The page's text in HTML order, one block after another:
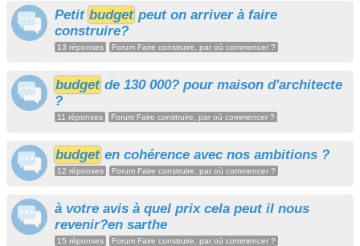
Petit budget peut on arriver à faire
construire?
13 réponses Forum Faire construire, par où commencer ?
budget de 130 000? pour maison d'architecte
?
11 réponses Forum Faire construire, par où commencer ?
budget en cohérence avec nos ambitions ?
12 réponses Forum Faire construire, par où commencer ?
à votre avis à quel prix cela peut il nous
revenir?en sarthe
15 réponses Forum Faire construire, par où commencer ?